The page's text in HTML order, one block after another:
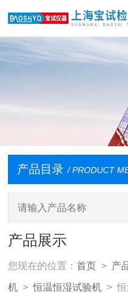
产品目录 / PRODUCT
产品展示
您现在的位置：首页 > 产
机 >恒温恒湿试验机 > 恒